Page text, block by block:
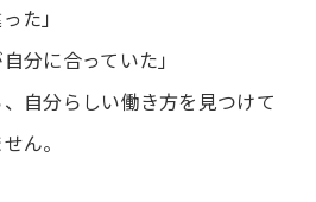
た」
分に合っていた」
自分らしい働き方を見つけて
ん。